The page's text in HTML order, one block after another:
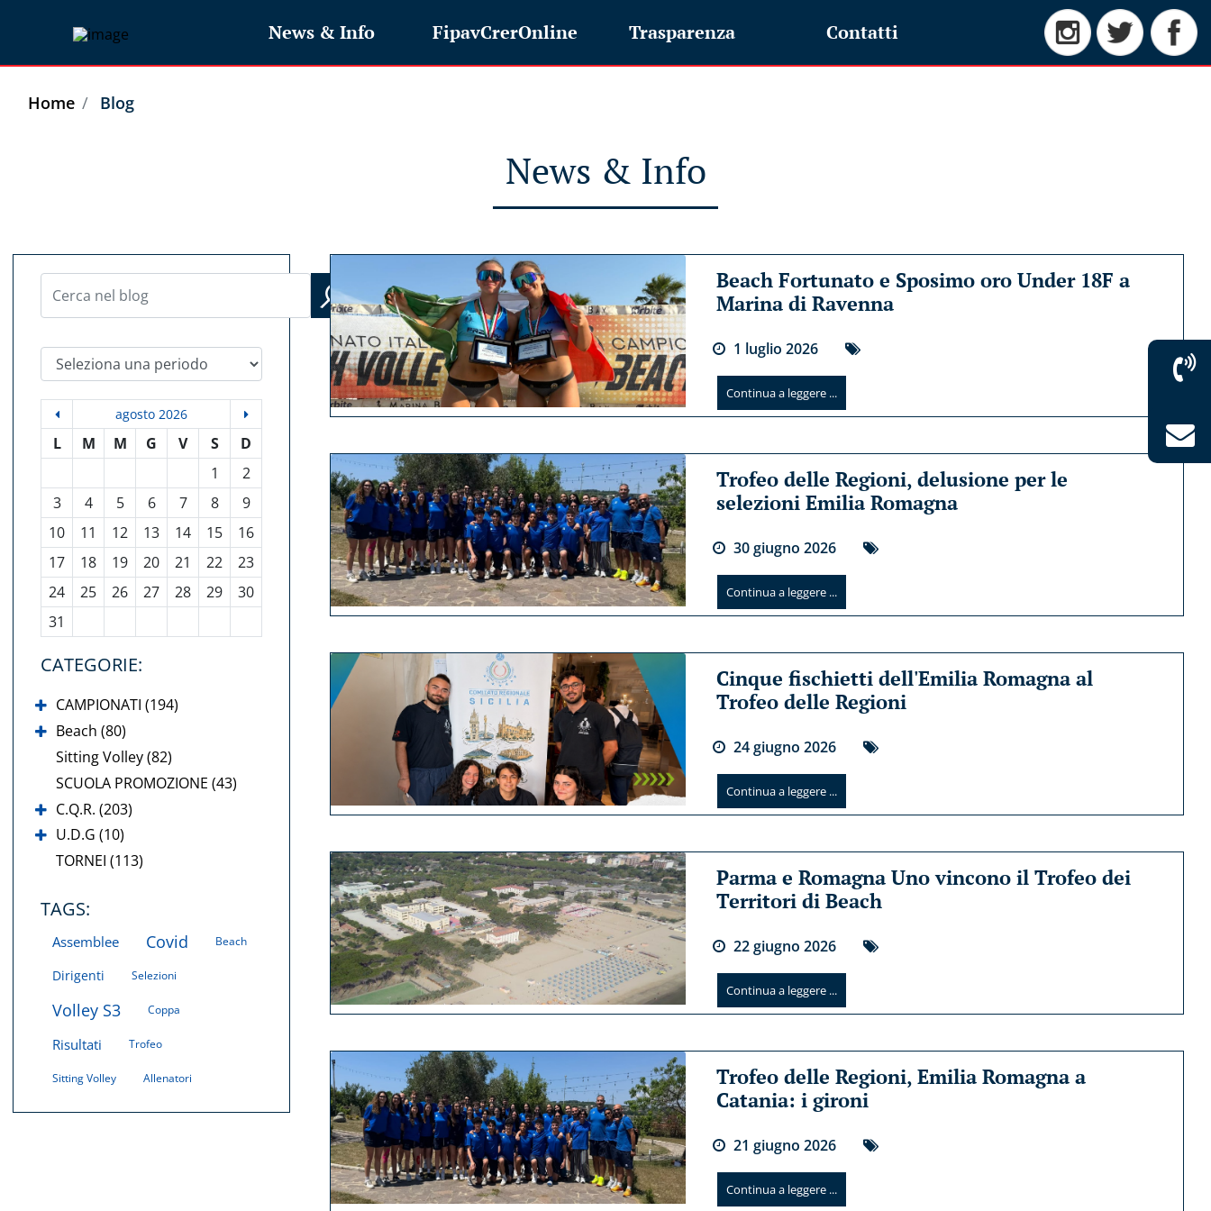
News & Info FipavCrerOnline Trasparenza Contatti
Home Blog
News & Info
Seleziona una periodo
agosto 2026
L M M G V S
D
1
2
3
4 5 6 7 8
9
10
11 12 13 14 15
16
17
18 19 20 21 22
23
24
25 26 27 28 29
30
31
CATEGORIE:
CAMPIONATI (194)
Beach (80)
Sitting Volley (82)
SCUOLA PROMOZIONE (43)
C.Q.R. (203)
U.D.G (10)
TORNEI (113)
TAGS:
Assemblee Covid Beach
Dirigenti Selezioni
Volley S3 Coppa
Risultati Trofeo
Sitting Volley Allenatori
Beach Fortunato e Sposimo oro Under 18F a
Marina di Ravenna
1 luglio 2026
Continua a leggere ...
Trofeo delle Regioni, delusione per le
selezioni Emilia Romagna
30giugno 2026
Continua a leggere ...
Cinque fischietti dell'Emilia Romagna al
Trofeo delle Regioni
24giugno 2026
Continua a leggere ...
Parma e Romagna Uno vincono il Trofeo dei
Territori di Beach
22giugno 2026
Continua a leggere ...
Trofeo delle Regioni, Emilia Romagna a
Catania: i gironi
21 giugno 2026
Continua a leggere ...